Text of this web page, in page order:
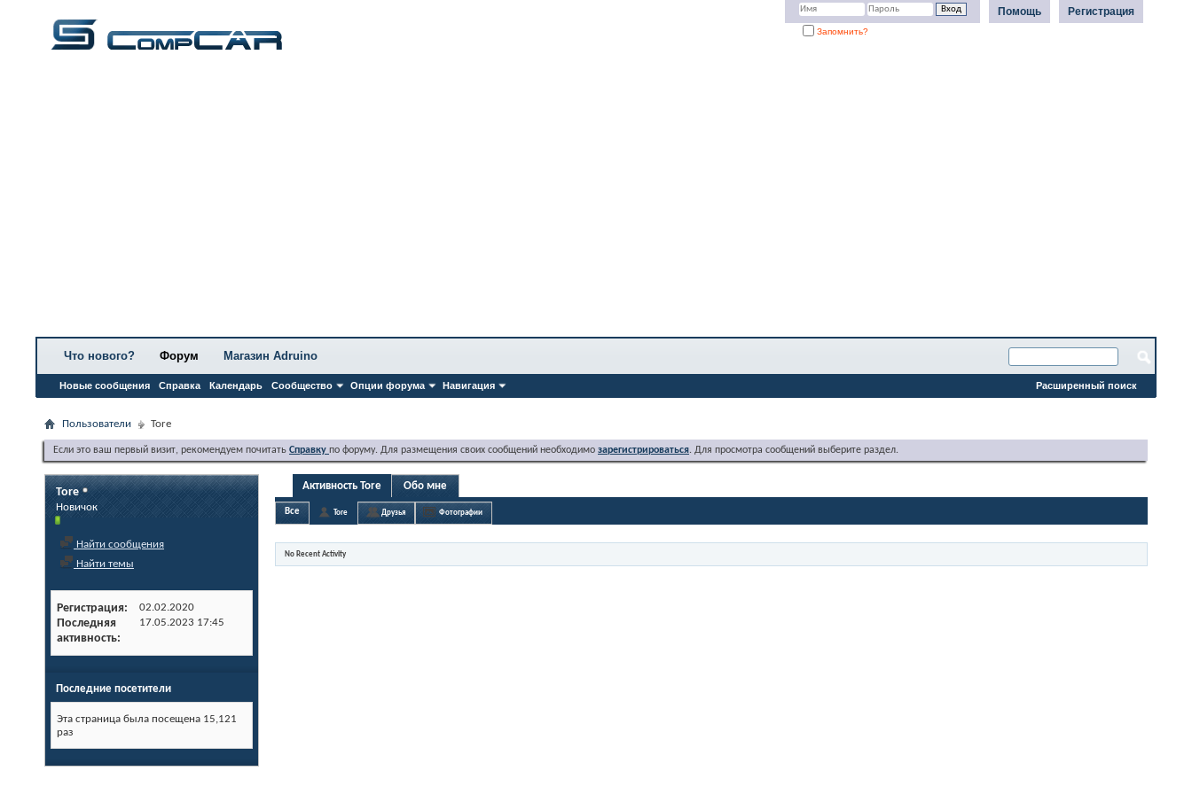
Регистрация
Помощь
Запомнить?
Что нового? Форум
Новые сообщения Справка Календарь Сообщество Опции форума Навигация
Магазин Adruino
Расширенный поиск
Пользователи Tore
Если это ваш первый визит, рекомендуем почитать Справку по форуму. Для размещения своих сообщений необходимо зарегистрироваться. Для просмотра сообщений выберите раздел.
Tore
Новичок
Найти сообщения
Найти темы
Регистрация 02.02.2020
Последняя
активность
17.05.2023 17:45
Последние посетители
Эта страница была посещена 15,121
раз
Активность Tore Обо мне
Все Tore Друзья Фотографии
No Recent Activity